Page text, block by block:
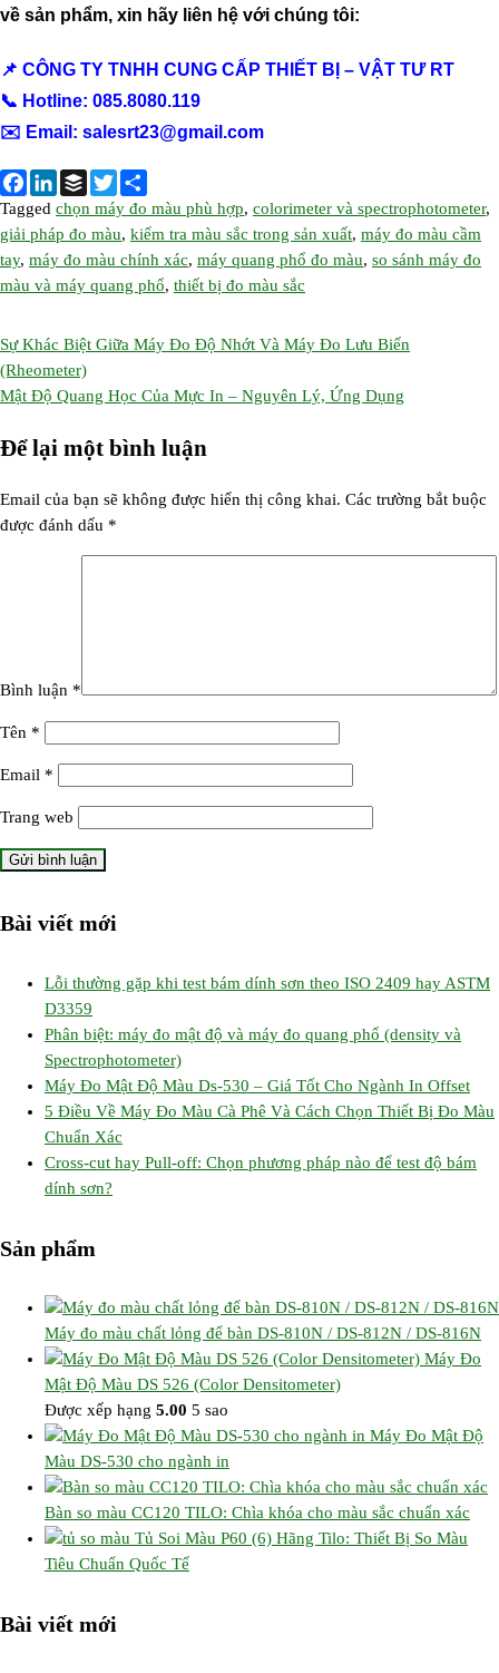
về sản phẩm, xin hãy liên hệ với chúng tôi:
📌 CÔNG TY TNHH CUNG CẤP THIẾT BỊ – VẬT TƯ RT
📞 Hotline: 085.8080.119
✉️ Email: salesrt23@gmail.com
F
a
c
e
o
o
k
L
i
n
k
d
I
n
B
u
f
f
r
T
w
i
t
e
S
h
a
r
Tagged chọn máy đo màu phù hợp, colorimeter và spectrophotometer,
giải pháp đo màu, kiểm tra màu sắc trong sản xuất, máy đo màu cầm
tay, máy đo màu chính xác, máy quang phổ đo màu, so sánh máy đo
màu và máy quang phổ, thiết bị đo màu sắc
Điều
hướng
viết
Sự Khác Biệt Giữa Máy Đo Độ Nhớt Và Máy Đo Lưu Biến
(Rheometer)
Mật Độ Quang Học Của Mực In – Nguyên Lý, Ứng Dụng
Để lại một bình luận
Email của bạn sẽ không được hiển thị công khai. Các trường bắt buộc
được đánh dấu *
Bình luận *
Tên *
Email *
Trang web
Bài viết mới
Lỗi thường gặp khi test bám dính sơn theo ISO 2409 hay ASTM
D3359
Phân biệt: máy đo mật độ và máy đo quang phổ (density và
Spectrophotometer)
Máy Đo Mật Độ Màu Ds-530 – Giá Tốt Cho Ngành In Offset
5 Điều Về Máy Đo Màu Cà Phê Và Cách Chọn Thiết Bị Đo Màu
Chuẩn Xác
Cross-cut hay Pull-off: Chọn phương pháp nào để test độ bám
dính sơn?
Sản phẩm
Máy đo màu chất lỏng để bàn DS-810N / DS-812N / DS-816N
Máy Đo
Mật Độ Màu DS 526 (Color Densitometer)
Được xếp hạng 5.00 5 sao
Máy Đo Mật Độ
Màu DS-530 cho ngành in
Bàn so màu CC120 TILO: Chìa khóa cho màu sắc chuẩn xác
Tủ Soi Màu P60 (6) Hãng Tilo: Thiết Bị So Màu
Tiêu Chuẩn Quốc Tế
Bài viết mới